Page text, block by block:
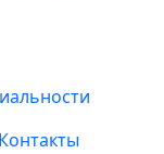
Контакты